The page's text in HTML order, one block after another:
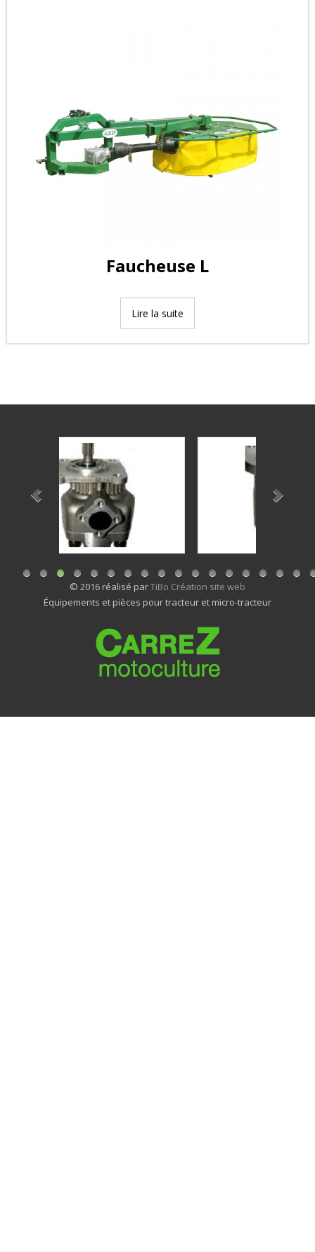
Faucheuse L
Lire la suite
© 2016 réalisé parTiBo Création site web
Équipements et pièces pour tracteur et micro-tracteur